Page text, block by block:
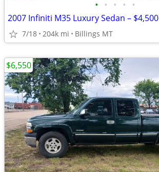
• • • • •
2007 Infiniti M35 Luxury Sedan – $4,500
7/18 204k mi Billings MT
$6,550